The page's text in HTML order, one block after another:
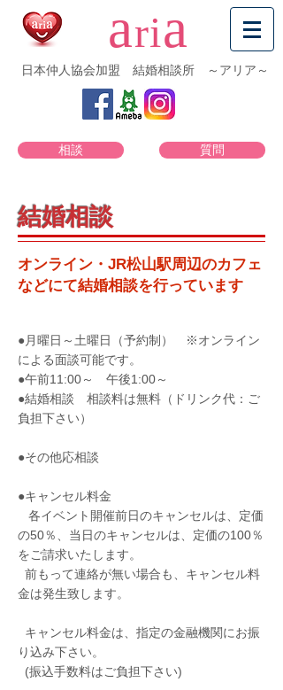
aria
日本仲人協会加盟 結婚相談所 ～アリア～
結婚相談
オンライン・JR松山駅周辺のカフェ
などにて結婚相談を行っています
相談 質問
●月曜日～土曜日（予約制） ※オンライン
による面談可能です。
●午前11:00～ 午後1:00～
●結婚相談 相談料は無料（ドリンク代：ご
負担下さい）
●その他応相談
●キャンセル料金
各イベント開催前日のキャンセルは、定価
の50％、当日のキャンセルは、定価の100％
をご請求いたします。
前もって連絡が無い場合も、キャンセル料
金は発生致します。
キャンセル料金は、指定の金融機関にお振
り込み下さい。
(振込手数料はご負担下さい)